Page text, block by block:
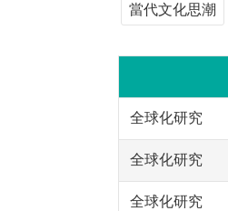
當代文化思潮
全球化研究
全球化研究
全球化研究